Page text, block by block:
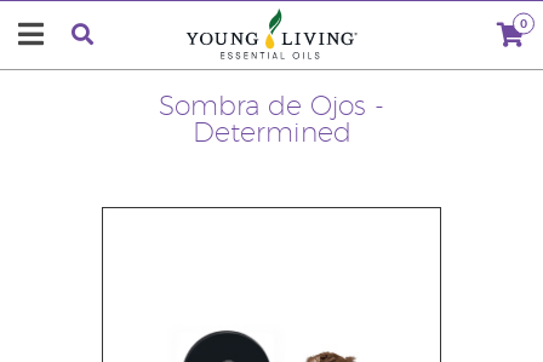
0
Sombra de Ojos -
Determined